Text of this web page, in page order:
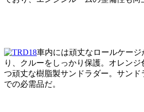
車内には頑丈なロールケー
り、クルーをしっかり保護。オレン
つ頑丈な樹脂製サンドラダー。サンド
での必需品だ。